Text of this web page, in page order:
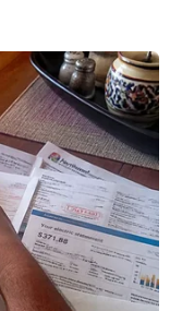
đi lấy mẫu
80 năm nuôi hy
người cậu liệt sĩ
08:40